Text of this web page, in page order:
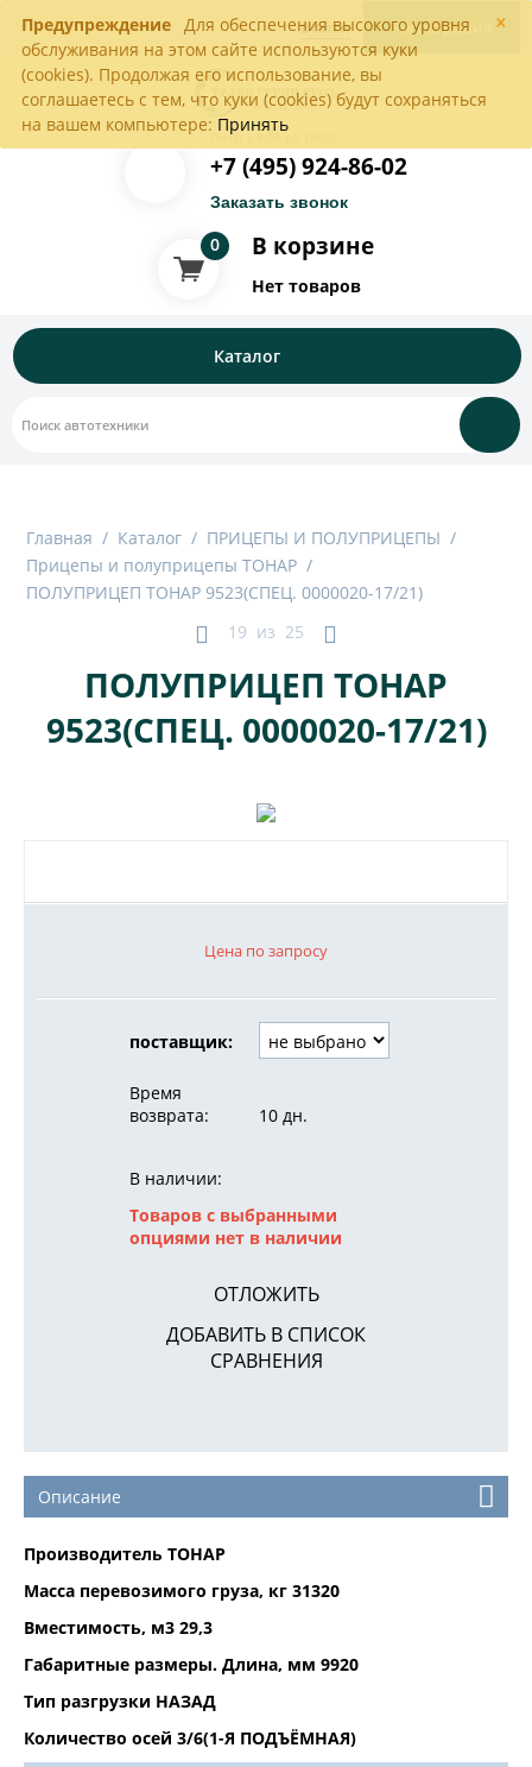
×
Предупреждение Для обеспечения высокого уровня
обслуживания на этом сайте используются куки
(cookies). Продолжая его использование, вы
соглашаетесь с тем, что куки (cookies) будут сохраняться
на вашем компьютере: Принять
Войти Регистрация
Пн-Пт с 9:00 до 18:00
+7 (495) 924-86-02
Заказать звонок
В корзине
0
Нет товаров
Каталог
Главная / Каталог / ПРИЦЕПЫ И ПОЛУПРИЦЕПЫ /
Прицепы и полуприцепы ТОНАР /
ПОЛУПРИЦЕП ТОНАР 9523(СПЕЦ. 0000020-17/21)
19 из 25
ПОЛУПРИЦЕП ТОНАР
9523(СПЕЦ. 0000020-17/21)
Цена по запросу
поставщик:
Время
возврата:
10 дн.
В наличии:
Товаров с выбранными
опциями нет в наличии
ОТЛОЖИТЬ
ДОБАВИТЬ В СПИСОК
СРАВНЕНИЯ
Описание
Производитель ТОНАР
Масса перевозимого груза, кг 31320
Вместимость, м3 29,3
Габаритные размеры. Длина, мм 9920
Тип разгрузки НАЗАД
Количество осей 3/6(1-Я ПОДЪЁМНАЯ)